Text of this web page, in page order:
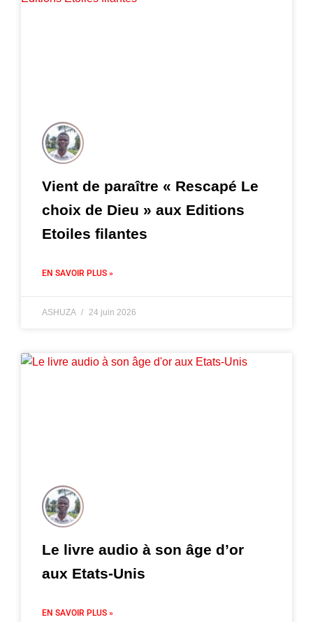
Vient de paraître « Rescapé Le
choix de Dieu » aux Editions
Etoiles filantes
EN SAVOIR PLUS »
ASHUZA 24 juin 2026
Le livre audio à son âge d’or
aux Etats-Unis
EN SAVOIR PLUS »